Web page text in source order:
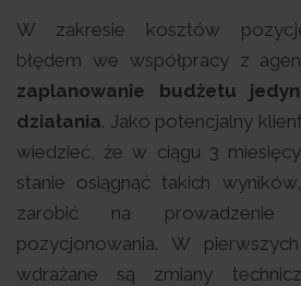
W zakresie kosztów
błędem we współpracy z
zaplanowanie budżetu
działania. Jako potencjalny
wiedzieć, że w ciągu 3
stanie osiągnąć takich
zarobić na prowadzenie
pozycjonowania. W
wdrażane są zmiany